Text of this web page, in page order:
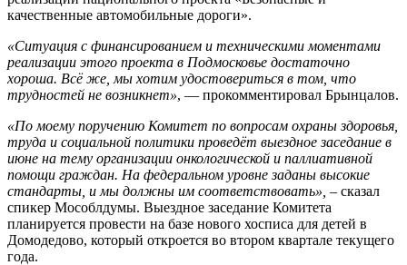
качественные автомобильные дороги».
«Ситуация с финансированием и техническими моментами
реализации этого проекта в Подмосковье достаточно
хороша. Всё же, мы хотим удостовериться в том, что
трудностей не возникнет», — прокомментировал Брынцалов.
«По моему поручению Комитет по вопросам охраны здоровья,
труда и социальной политики проведёт выездное заседание в
июне на тему организации онкологической и паллиативной
помощи граждан. На федеральном уровне заданы высокие
стандарты, и мы должны им соответствовать», – сказал
спикер Мособлдумы. Выездное заседание Комитета
планируется провести на базе нового хосписа для детей в
Домодедово, который откроется во втором квартале текущего
года.